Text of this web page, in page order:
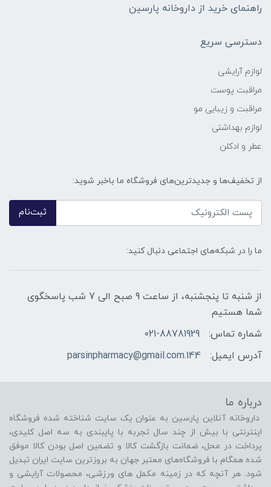
راهنمای خرید از داروخانه پارسین
دسترسی سریع
لوازم آرایشی
مراقبت پوست
مراقبت و زیبایی مو
لوازم بهداشتی
عطر و ادکلن
از تخفیف‌ها و جدیدترین‌های فروشگاه ما باخبر شوید:
ثبت‌نام
ما را در شبکه‌های اجتماعی دنبال کنید:
از شنبه تا پنجشنبه، از ساعت 9 صبح الی 7 شب پاسخگوی
شما هستیم
شماره تماس:
021-88781929
آدرس ایمیل:
144.parsinpharmacy@gmail.com
درباره ما
داروخانه آنلاین پارسین به عنوان یک سایت شناخته شده فروشگاه
اینترنتی با بیش از چند سال تجربه با پایبندی به سه اصل کلیدی،
پرداخت در محل، ضمانت بازگشت کالا و تضمین اصل بودن کالا موفق
شده همگام با فروشگاه‌های معتبر جهان به بروزترین سایت ایران تبدیل
شود. هر آنچه که در زمینه مکمل های ورزشی، محصولات آرایشی و